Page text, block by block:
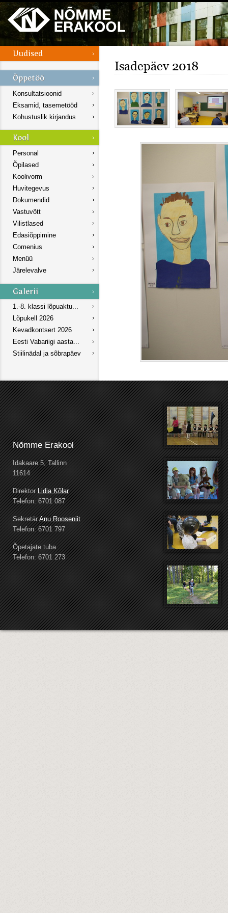
Konsultatsioonid
Eksamid, tasemetööd
Kohustuslik kirjandus
Personal
Õpilased
Koolivorm
Huvitegevus
Dokumendid
Vastuvõtt
Vilistlased
Edasiõppimine
Comenius
Menüü
Järelevalve
1.-8. klassi lõpuaktu...
Lõpukell 2026
Kevadkontsert 2026
Eesti Vabariigi aasta...
Stiilinädal ja sõbrapäev
Isadepäev 2018
Nõmme Erakool
Idakaare 5, Tallinn
11614
DirektorLidia Kõlar
Telefon: 6701 087
SekretärAnu Rooseniit
Telefon: 6701 797
Õpetajate tuba
Telefon: 6701 273